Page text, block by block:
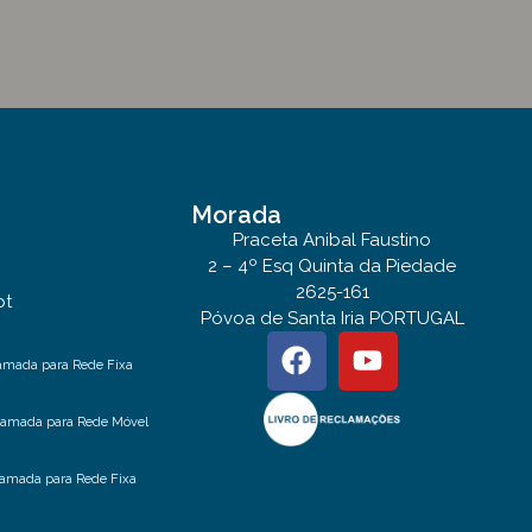
para Rede Fixa
para Rede Móvel
para Rede Fixa
Morada
Praceta Anibal Faustino
2 – 4º Esq Quinta da Piedade
2625-161
Póvoa de Santa Iria PORTUGAL